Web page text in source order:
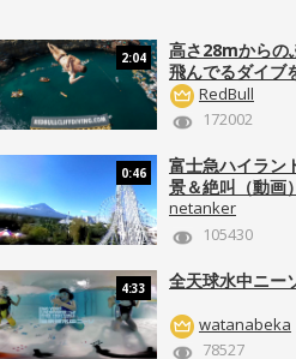
2:04
高さ28mからの
飛んでるダイブ
体験！RedBull
172002
0:46
富士急ハイラン
景＆絶叫（動画）
netanker
105430
4:33 全天球水中ニー
watanabeka
78527